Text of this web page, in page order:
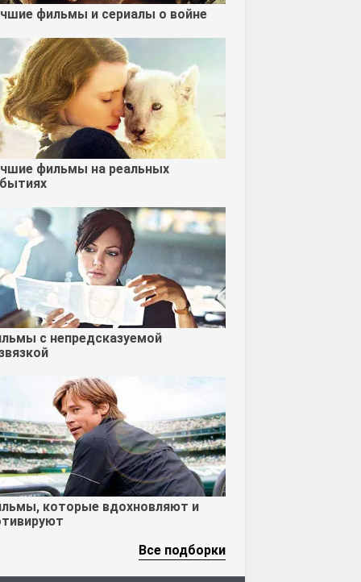
фильмы и сериалы о войне
фильмы на реальных
с непредсказуемой
которые вдохновляют и
Все подборки